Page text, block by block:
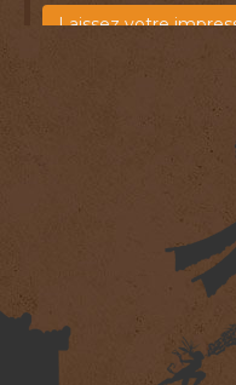
JÉRÔME 05-10-2022